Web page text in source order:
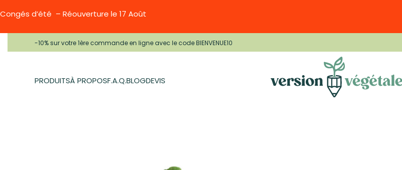
Congés d’été – Réouverture le 17 Août
-10% sur votre 1ère commande en ligne avec le code BIENVENUE10
PRODUITSÀ PROPOSF.A.Q.BLOGDEVIS